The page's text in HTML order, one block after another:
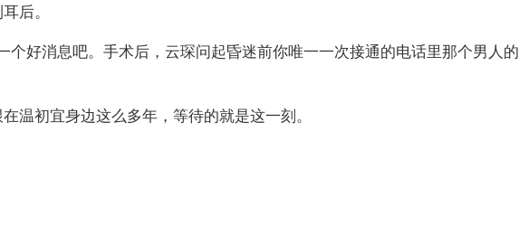
后。
好消息吧。手术后，云琛问起昏迷前你唯一一次接通的电话里那个男人
温初宜身边这么多年，等待的就是这一刻。